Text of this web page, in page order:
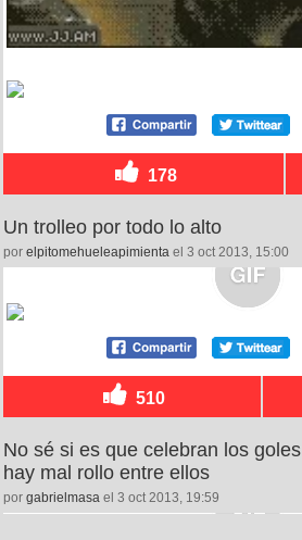
178
Un trolleo por todo lo alto
por elpitomehueleapimienta el 3 oct 2013, 15:00